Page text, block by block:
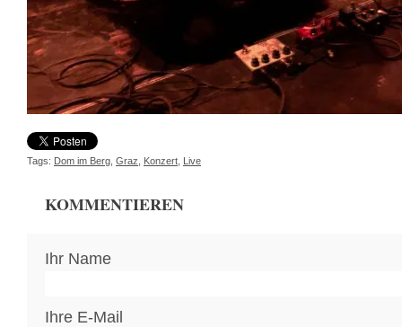
Tags: Dom im Berg Graz Konzert Live
KOMMENTIEREN
Ihr Name
Ihre E-Mail